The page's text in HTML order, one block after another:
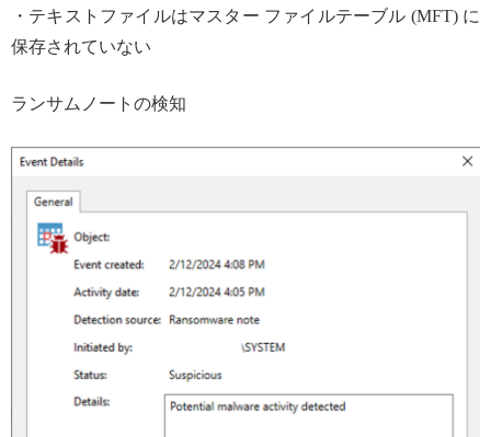
・テキストファイルはマスター ファイルテーブル (MFT) に
保存されていない
ランサムノートの検知